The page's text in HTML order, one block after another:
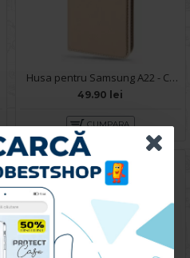
Husa pentru Samsung A22 - Carte X-Power Gold
49.90 lei
CUMPARA